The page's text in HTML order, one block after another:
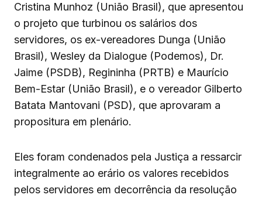
Cristina Munhoz (União Brasil), que apresentou
o projeto que turbinou os salários dos
servidores, os ex-vereadores Dunga (União
Brasil), Wesley da Dialogue (Podemos), Dr.
Jaime (PSDB), Regininha (PRTB) e Maurício
Bem-Estar (União Brasil), e o vereador Gilberto
Batata Mantovani (PSD), que aprovaram a
propositura em plenário.
Eles foram condenados pela Justiça a ressarcir
integralmente ao erário os valores recebidos
pelos servidores em decorrência da resolução